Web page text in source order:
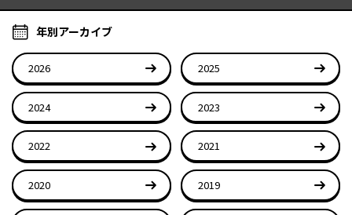
年別アーカイブ
2026 2025
2024 2023
2022 2021
2020 2019